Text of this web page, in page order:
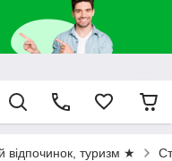
відпочинок, туризм ★